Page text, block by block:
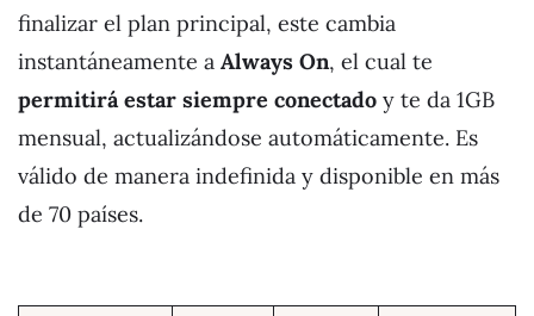
finalizar el plan principal, este cambia
instantáneamente a Always On, el cual te
permitirá estar siempre conectado y te da 1GB
mensual, actualizándose automáticamente. Es
válido de manera indefinida y disponible en más
de 70 países.